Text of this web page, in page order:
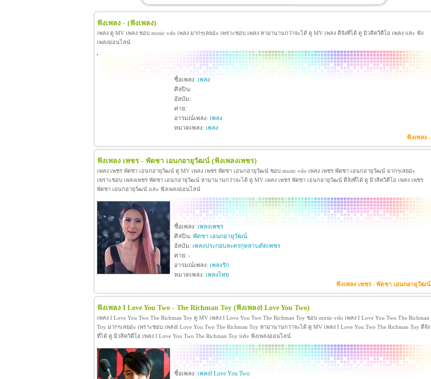
ฟังเพลง - (ฟังเพลง)
เพลง ดู MV เพลง ชอบ music vdo เพลง มากๆเลยอ่ะ เพราะชอบ เพลง หามานานกว่าจะได้ ดู MV เพลง ดีจังที่ได้ ดู มิวสิควิดีโอ เพลง และ ฟัง
เพลงออนไลน์
ชื่อเพลง: เพลง
ศิลปิน:
อัลบัม:
ค่าย:
อารมณ์เพลง: เพลง
หมวดเพลง: เพลง
ฟังเพลง -
ฟังเพลง เพชร - พัดชา เอนกอายุวัฒน์ (ฟังเพลงเพชร)
เพลง เพชร พัดชา เอนกอายุวัฒน์ ดู MV เพลง เพชร พัดชา เอนกอายุวัฒน์ ชอบ music vdo เพลง เพชร พัดชา เอนกอายุวัฒน์ มากๆเลยอ่ะ
เพราะชอบ เพลงเพชร พัดชา เอนกอายุวัฒน์ หามานานกว่าจะได้ ดู MV เพลง เพชร พัดชา เอนกอายุวัฒน์ ดีจังที่ได้ ดู มิวสิควิดีโอ เพลง เพชร
พัดชา เอนกอายุวัฒน์ และ ฟังเพลงออนไลน์
ชื่อเพลง: เพลงเพชร
ศิลปิน: พัดชา เอนกอายุวัฒน์
อัลบัม: เพลงประกอบละครกุหลาบตัดเพชร
ค่าย: -
อารมณ์เพลง: เพลงรัก
หมวดเพลง: เพลงไทย
ฟังเพลง เพชร - พัดชา เอนกอายุวัฒน์
ฟังเพลง I Love You Two - The Richman Toy (ฟังเพลงI Love You Two)
เพลง I Love You Two The Richman Toy ดู MV เพลง I Love You Two The Richman Toy ชอบ music vdo เพลง I Love You Two The Richman
Toy มากๆเลยอ่ะ เพราะชอบ เพลงI Love You Two The Richman Toy หามานานกว่าจะได้ ดู MV เพลง I Love You Two The Richman Toy ดีจัง
ที่ได้ ดู มิวสิควิดีโอ เพลง I Love You Two The Richman Toy และ ฟังเพลงออนไลน์
ชื่อเพลง: เพลงI Love You Two